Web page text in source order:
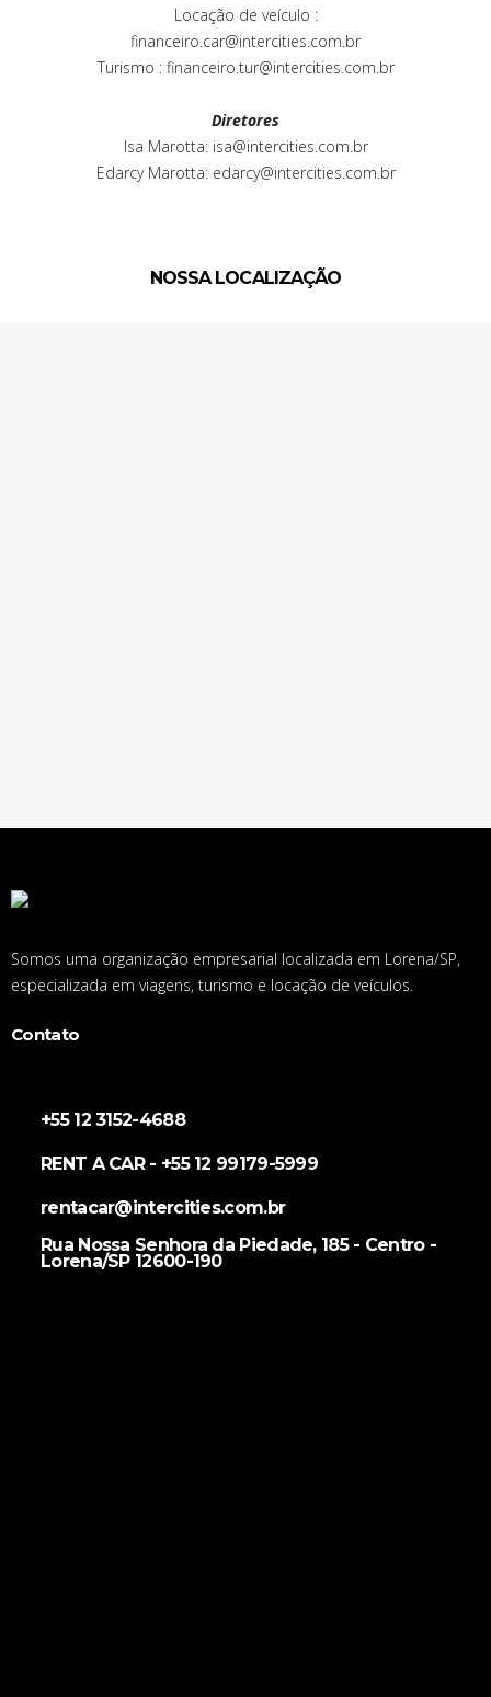
Locação de veículo :
financeiro.car@intercities.com.br
Turismo : financeiro.tur@intercities.com.br
Diretores
Isa Marotta: isa@intercities.com.br
Edarcy Marotta: edarcy@intercities.com.br
NOSSA LOCALIZAÇÃO
Somos uma organização empresarial localizada em Lorena/SP,
especializada em viagens, turismo e locação de veículos.
Contato
+55 12 3152-4688
RENT A CAR - +55 12 99179-5999
rentacar@intercities.com.br
Rua Nossa Senhora da Piedade, 185 - Centro -
Lorena/SP 12600-190